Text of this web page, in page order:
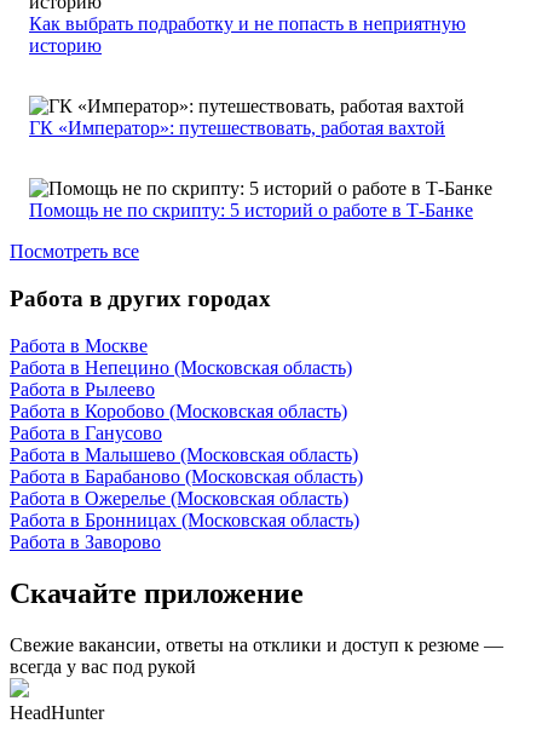
Как выбрать подработку и не попасть в неприятную
историю
ГК «Император»: путешествовать, работая вахтой
Помощь не по скрипту: 5 историй о работе в Т-Банке
Посмотреть все
Работа в других городах
Работа в Москве
Работа в Непецино (Московская область)
Работа в Рылеево
Работа в Коробово (Московская область)
Работа в Ганусово
Работа в Малышево (Московская область)
Работа в Барабаново (Московская область)
Работа в Ожерелье (Московская область)
Работа в Бронницах (Московская область)
Работа в Заворово
Скачайте приложение
Свежие вакансии, ответы на отклики и доступ к резюме —
всегда у вас под рукой
HeadHunter